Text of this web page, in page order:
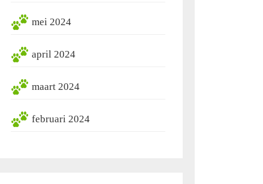
mei 2024
april 2024
maart 2024
februari 2024